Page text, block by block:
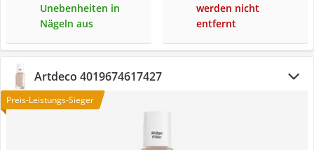
Unebenheiten in
Nägeln aus
werden nicht
entfernt
Artdeco 4019674617427
Preis-Leistungs-Sieger